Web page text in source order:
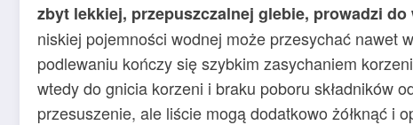
zbyt lekkiej, przepuszczalnej glebie, prowadzi
niskiej pojemności wodnej może przesychać nawet
podlewaniu kończy się szybkim zasychaniem
wtedy do gnicia korzeni i braku poboru składników
przesuszenie, ale liście mogą dodatkowo żółknąć i